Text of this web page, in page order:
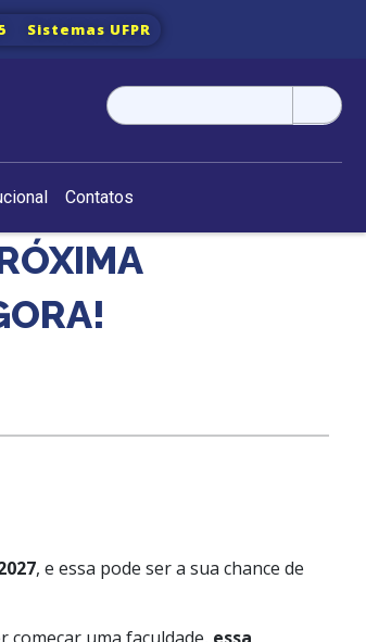
Sistemas UFPR
Pesquisar
por:
Contatos
, e essa pode ser a sua chance de